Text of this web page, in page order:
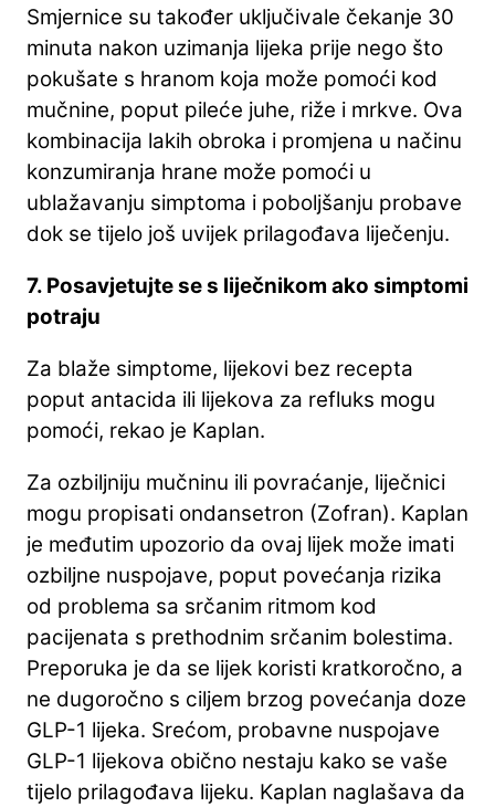
Smjernice su također uključivale čekanje 30
minuta nakon uzimanja lijeka prije nego što
pokušate s hranom koja može pomoći kod
mučnine, poput pileće juhe, riže i mrkve. Ova
kombinacija lakih obroka i promjena u načinu
konzumiranja hrane može pomoći u
ublažavanju simptoma i poboljšanju probave
dok se tijelo još uvijek prilagođava liječenju.
7. Posavjetujte se s liječnikom ako simptomi
potraju
Za blaže simptome, lijekovi bez recepta
poput antacida ili lijekova za refluks mogu
pomoći, rekao je Kaplan.
Za ozbiljniju mučninu ili povraćanje, liječnici
mogu propisati ondansetron (Zofran). Kaplan
je međutim upozorio da ovaj lijek može imati
ozbiljne nuspojave, poput povećanja rizika
od problema sa srčanim ritmom kod
pacijenata s prethodnim srčanim bolestima.
Preporuka je da se lijek koristi kratkoročno, a
ne dugoročno s ciljem brzog povećanja doze
GLP-1 lijeka. Srećom, probavne nuspojave
GLP-1 lijekova obično nestaju kako se vaše
tijelo prilagođava lijeku. Kaplan naglašava da